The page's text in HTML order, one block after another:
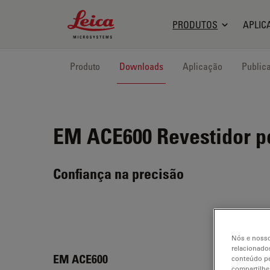
Leica Microsystems Logo
PRODUTOS
Produto Downloads Aplicação
EM ACE600 Revestidor
Confiança na precisão
EM ACE600 EM
Nós e
conteúdo